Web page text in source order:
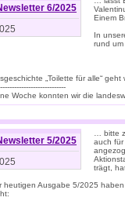
6/2025
Einem
In
rund
„Toilette für alle“
Woche konnten wir die
5/2025
… bitte
auch für
trägt,
heutigen Ausgabe 5/2025